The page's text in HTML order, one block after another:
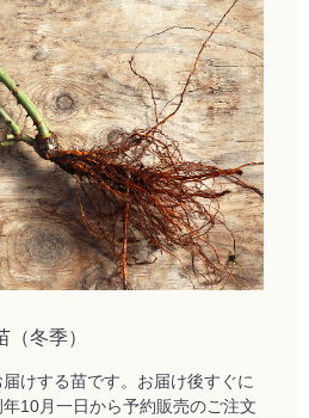
（冬季）
けする苗です。お届け後すぐに
10月一日から予約販売のご注文